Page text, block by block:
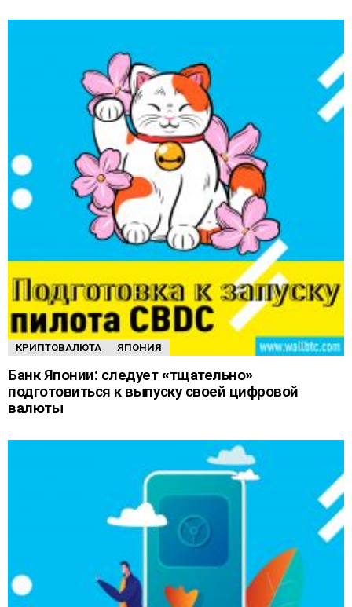
КРИПТОВАЛЮТА ЯПОНИЯ
Банк Японии: следует «тщательно»
подготовиться к выпуску своей цифровой
валюты